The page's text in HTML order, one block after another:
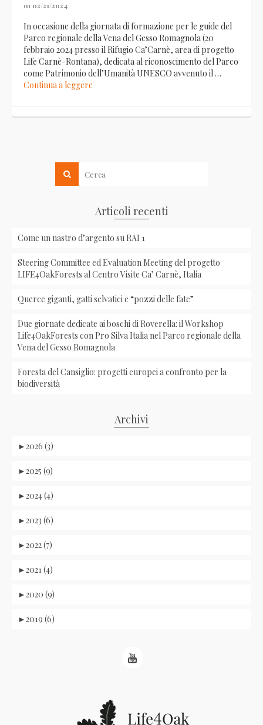
on 02/21/2024
In occasione della giornata di formazione per le guide del
Parco regionale della Vena del Gesso Romagnola (20
febbraio 2024 presso il Rifugio Ca’Carnè, area di progetto
Life Carnè-Rontana), dedicata al riconoscimento del Parco
come Patrimonio dell’Umanità UNESCO avvenuto il …
Continua a leggere
Articoli recenti
Come un nastro d’argento su RAI 1
Steering Committee ed Evaluation Meeting del progetto
LIFE4OakForests al Centro Visite Ca’ Carnè, Italia
Querce giganti, gatti selvatici e “pozzi delle fate”
Due giornate dedicate ai boschi di Roverella: il Workshop
Life4OakForests con Pro Silva Italia nel Parco regionale della
Vena del Gesso Romagnola
Foresta del Cansiglio: progetti europei a confronto per la
biodiversità
Archivi
►2026 (3)
►2025 (9)
►2024 (4)
►2023 (6)
►2022 (7)
►2021 (4)
►2020 (9)
►2019 (6)